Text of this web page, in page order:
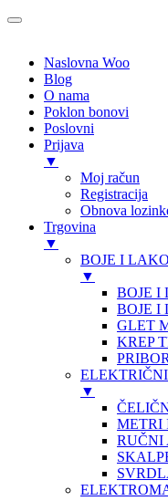
Naslovna Woo
Blog
O nama
Poklon bonovi
Poslovni
Prijava
▼
Moj račun
Registracija
Obnova
Trgovina
▼
BOJE I
▼
BOJE I
BOJE I
GLET
KREP
▼
METRI
RUČNI